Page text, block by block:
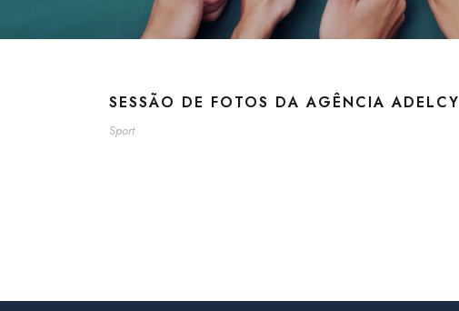
SESSÃO DE FOTOS DA AGÊNCIA ADELCY
Sport